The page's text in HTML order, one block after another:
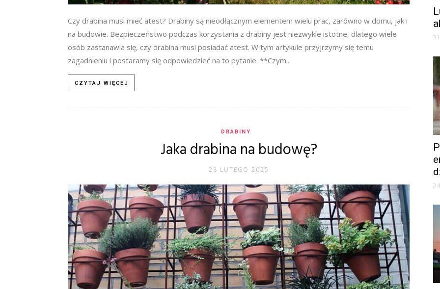
Czy drabina musi mieć atest? Drabiny są nieodłącznym elementem wielu prac, zarówno w domu, jak i
na budowie. Bezpieczeństwo podczas korzystania z drabiny jest niezwykle istotne, dlatego wiele
osób zastanawia się, czy drabina musi posiadać atest. W tym artykule przyjrzymy się temu
zagadnieniu i postaramy się odpowiedzieć na to pytanie. **Czym...
CZYTAJ WIĘCEJ
DRABINY
Jaka drabina na budowę?
28 LUTEGO 2025